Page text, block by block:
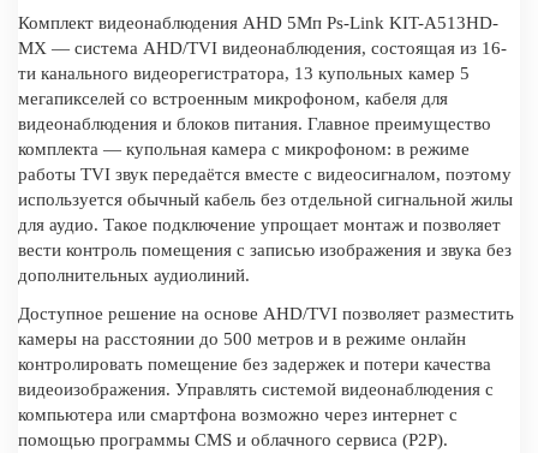
Комплект видеонаблюдения AHD 5Мп Ps-Link KIT-A513HD-
MX — система AHD/TVI видеонаблюдения, состоящая из 16-
ти канального видеорегистратора, 13 купольных камер 5
мегапикселей со встроенным микрофоном, кабеля для
видеонаблюдения и блоков питания. Главное преимущество
комплекта — купольная камера с микрофоном: в режиме
работы TVI звук передаётся вместе с видеосигналом, поэтому
используется обычный кабель без отдельной сигнальной жилы
для аудио. Такое подключение упрощает монтаж и позволяет
вести контроль помещения с записью изображения и звука без
дополнительных аудиолиний.
Доступное решение на основе AHD/TVI позволяет разместить
камеры на расстоянии до 500 метров и в режиме онлайн
контролировать помещение без задержек и потери качества
видеоизображения. Управлять системой видеонаблюдения с
компьютера или смартфона возможно через интернет с
помощью программы CMS и облачного сервиса (P2P).